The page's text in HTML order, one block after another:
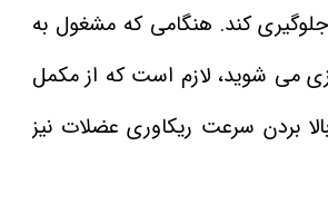
کند. هنگامی که مشغول به
می‌ شوید، لازم است که از مکمل‌
بردن سرعت ریکاوری عضلات نیز